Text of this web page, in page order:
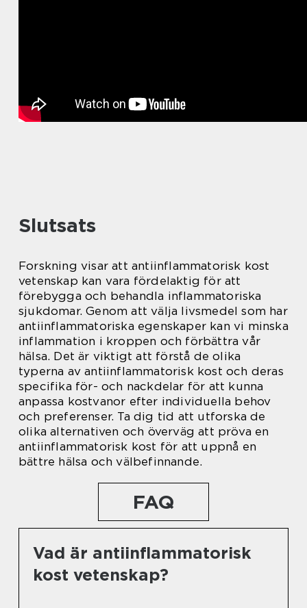
Slutsats
Forskning visar att antiinflammatorisk kost
vetenskap kan vara fördelaktig för att
förebygga och behandla inflammatoriska
sjukdomar. Genom att välja livsmedel som har
antiinflammatoriska egenskaper kan vi minska
inflammation i kroppen och förbättra vår
hälsa. Det är viktigt att förstå de olika
typerna av antiinflammatorisk kost och deras
specifika för- och nackdelar för att kunna
anpassa kostvanor efter individuella behov
och preferenser. Ta dig tid att utforska de
olika alternativen och överväg att pröva en
antiinflammatorisk kost för att uppnå en
bättre hälsa och välbefinnande.
FAQ
Vad är antiinflammatorisk
kost vetenskap?